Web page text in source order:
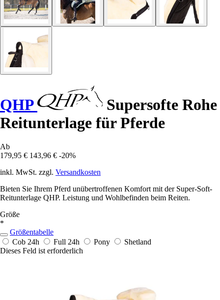
QHP
Supersofte Rohe
Reitunterlage für Pferde
Ab
179,95 € 143,96 € -20%
inkl. MwSt. zzgl. Versandkosten
Bieten Sie Ihrem Pferd unübertroffenen Komfort mit der Super-Soft-
Reitunterlage QHP. Leistung und Wohlbefinden beim Reiten.
Größe
*
Größentabelle
Cob 24h Full 24h Pony
Shetland
Dieses Feld ist erforderlich